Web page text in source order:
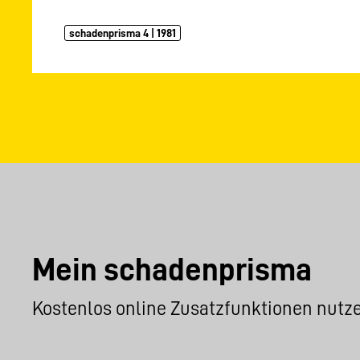
schadenprisma 4 | 1981
Mein schadenprisma
Kostenlos online Zusatzfunktionen